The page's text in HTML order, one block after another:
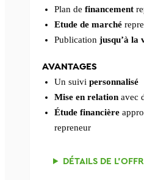
Plan de financement
Etude de marché
Publication jusqu’à la
AVANTAGES
Un suivi personnalisé
Mise en relation avec
Étude financière
repreneur
DÉTAILS DE